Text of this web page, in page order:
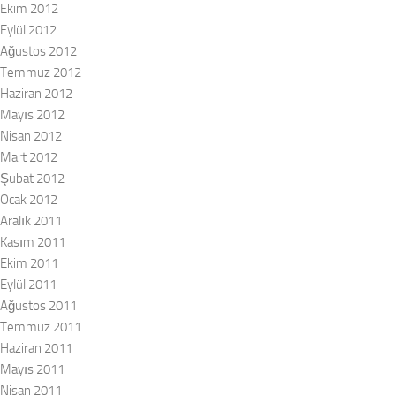
Ekim 2012
Eylül 2012
Ağustos 2012
Temmuz 2012
Haziran 2012
Mayıs 2012
Nisan 2012
Mart 2012
Şubat 2012
Ocak 2012
Aralık 2011
Kasım 2011
Ekim 2011
Eylül 2011
Ağustos 2011
Temmuz 2011
Haziran 2011
Mayıs 2011
Nisan 2011